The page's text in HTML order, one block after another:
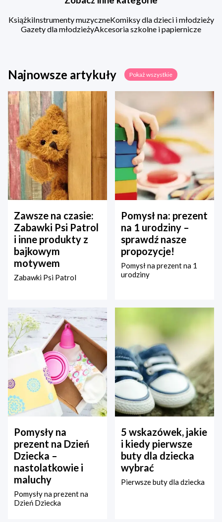
KsiążkiInstrumenty muzyczneKomiksy dla dzieci i młodzieży
Gazety dla młodzieżyAkcesoria szkolne i papiernicze
Najnowsze artykuły Pokaż wszystkie
Zawsze na czasie:
Zabawki Psi Patrol
i inne produkty z
bajkowym
motywem
Zabawki Psi Patrol
Pomysł na: prezent
na 1 urodziny –
sprawdź nasze
propozycje!
Pomysł na prezent na 1
urodziny
Pomysły na
prezent na Dzień
Dziecka –
nastolatkowie i
maluchy
Pomysły na prezent na
Dzień Dziecka
5 wskazówek, jakie
i kiedy pierwsze
buty dla dziecka
wybrać
Pierwsze buty dla dziecka